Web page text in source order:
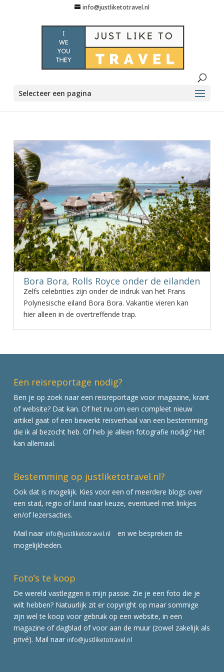
info@justliketotravel.nl
Selecteer een pagina
Bora Bora, Rolls Royce onder de eilanden
Zelfs celebrities zijn onder de indruk van het Frans
Polynesische eiland Bora Bora. Vakantie vieren kan
hier alleen in de overtreffende trap.
Een reisreportage nodig?
Ben je op zoek naar een reisreportage voor magazine, krant
of website? Dat kan. Of het nu om een compleet nieuw
artikel gaat of een bewerkt reisverhaal van een bestemming
die ik al bezocht heb. Of heb je alleen fotografie nodig? Het
kan allemaal.
Bestemming op justliketotravel.nl?
Ook dat is mogelijk. Kies voor een of meerdere blogs over
een stad, regio of land naar keuze, eventueel met linkjes
en/of lezersacties.
Mail naar info@justliketotravel.nl
en we bespreken de
mogelijkheden.
Foto’s te koop
De wereld vastleggen is mijn passie. Zie je een foto die je
wilt hebben? Natuurlijk zit er copyright op maar sommige
zijn wel te koop voor gebruik op een website, in een
magazine of dagblad of voor aan de muur (zowel zakelijk als
privé). Mail naar info@justliketotravel.nl